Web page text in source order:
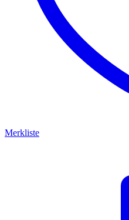
Merkliste